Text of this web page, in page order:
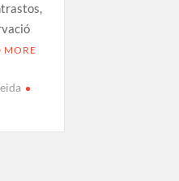
MORE